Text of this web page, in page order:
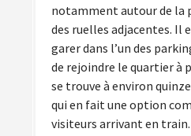
notamment autour de la
des ruelles adjacentes. Il
garer dans l’un des
de rejoindre le quartier à
se trouve à environ
qui en fait une option
visiteurs arrivant en train.